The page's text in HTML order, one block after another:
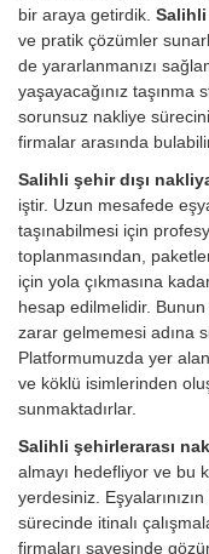
bir araya getirdik.
ve pratik çözümler
de yararlanmanızı
yaşayacağınız
sorunsuz nakliye
firmalar arasında
Salihli şehir dışı
iştir. Uzun mesafede
taşınabilmesi için
toplanmasından,
için yola çıkmasına
hesap edilmelidir. Bunun
zarar gelmemesi adına
Platformumuzda yer
ve köklü isimlerinden
sunmaktadırlar.
Salihli şehirlerarası
almayı hedefliyor ve bu
yerdesiniz.
sürecinde itinalı
firmaları sayesinde